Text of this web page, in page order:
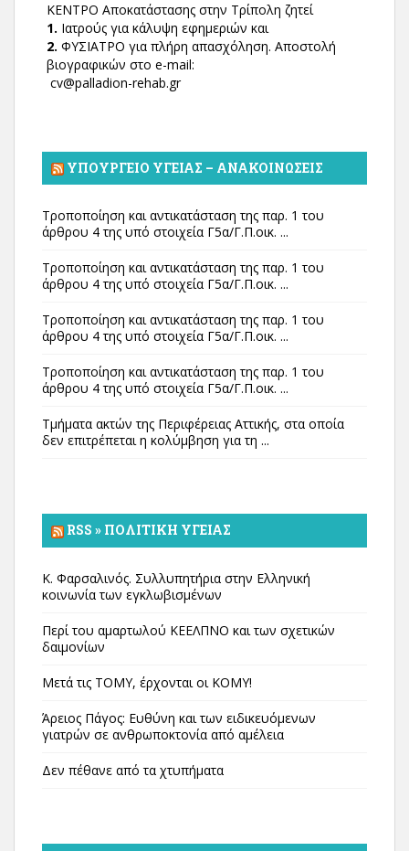
ΚΕΝΤΡΟ Αποκατάστασης στην Τρίπολη ζητεί
1. Ιατρούς για κάλυψη εφημεριών και
2. ΦΥΣΙΑΤΡΟ για πλήρη απασχόληση. Αποστολή
βιογραφικών στο e-mail:
cv@palladion-rehab.gr
ΥΠΟΥΡΓΕΊΟ ΥΓΕΊΑΣ – ΑΝΑΚΟΙΝΏΣΕΙΣ
Τροποποίηση και αντικατάσταση της παρ. 1 του
άρθρου 4 της υπό στοιχεία Γ5α/Γ.Π.οικ. ...
Τροποποίηση και αντικατάσταση της παρ. 1 του
άρθρου 4 της υπό στοιχεία Γ5α/Γ.Π.οικ. ...
Τροποποίηση και αντικατάσταση της παρ. 1 του
άρθρου 4 της υπό στοιχεία Γ5α/Γ.Π.οικ. ...
Τροποποίηση και αντικατάσταση της παρ. 1 του
άρθρου 4 της υπό στοιχεία Γ5α/Γ.Π.οικ. ...
Τμήματα ακτών της Περιφέρειας Αττικής, στα οποία
δεν επιτρέπεται η κολύμβηση για τη ...
RSS » ΠΟΛΙΤΙΚΉ ΥΓΕΊΑΣ
Κ. Φαρσαλινός. Συλλυπητήρια στην Ελληνική
κοινωνία των εγκλωβισμένων
Περί του αμαρτωλού ΚΕΕΛΠΝΟ και των σχετικών
δαιμονίων
Μετά τις ΤΟΜΥ, έρχονται οι ΚΟΜΥ!
Άρειος Πάγος: Ευθύνη και των ειδικευόμενων
γιατρών σε ανθρωποκτονία από αμέλεια
Δεν πέθανε από τα χτυπήματα